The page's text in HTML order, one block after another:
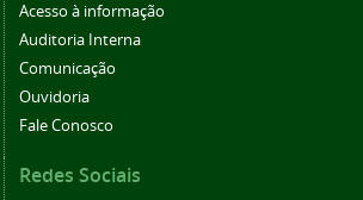
Acesso à informação
Auditoria Interna
Comunicação
Ouvidoria
Fale Conosco
Redes Sociais